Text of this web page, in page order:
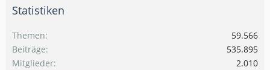
Statistiken
Themen
59.566
Beiträge
535.895
Mitglieder
2.010